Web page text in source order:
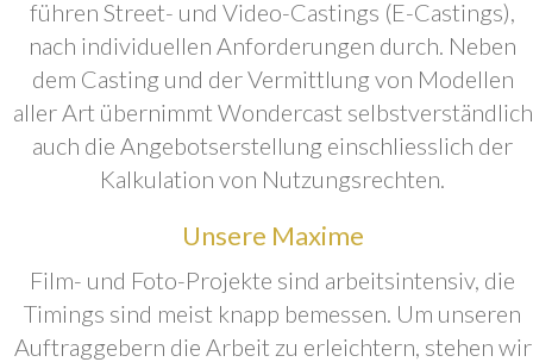
führen Street- und Video-Castings (E-Castings),
nach individuellen Anforderungen durch. Neben
dem Casting und der Vermittlung von Modellen
aller Art übernimmt Wondercast selbstverständlich
auch die Angebotserstellung einschliesslich der
Kalkulation von Nutzungsrechten.
Unsere Maxime
Film- und Foto-Projekte sind arbeitsintensiv, die
Timings sind meist knapp bemessen. Um unseren
Auftraggebern die Arbeit zu erleichtern, stehen wir